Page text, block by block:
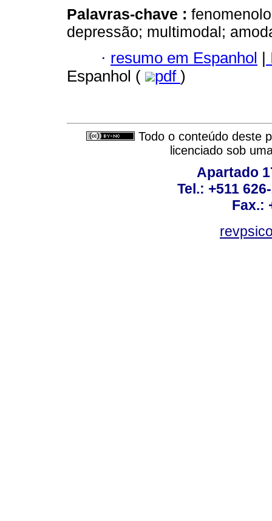
Palavras-chave :
depressão; multimodal;
· resumo em Espanhol |
Espanhol (
pdf )
Todo o conteúdo deste
licenciado sob
Apartado
Tel.: +511
Fax.: